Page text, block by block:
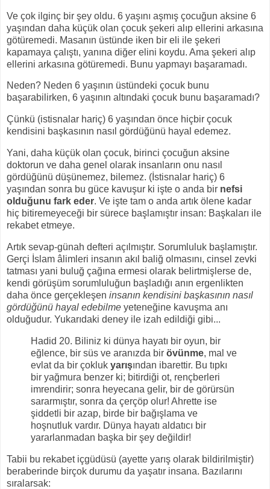
Ve çok ilginç bir şey oldu. 6 yaşını aşmış çocuğun aksine 6
yaşından daha küçük olan çocuk şekeri alıp ellerini arkasına
götüremedi. Masanın üstünde iken bir eli ile şekeri
kapamaya çalıştı, yanına diğer elini koydu. Ama şekeri alıp
ellerini arkasına götüremedi. Bunu yapmayı başaramadı.
Neden? Neden 6 yaşının üstündeki çocuk bunu
başarabilirken, 6 yaşının altındaki çocuk bunu başaramadı?
Çünkü (istisnalar hariç) 6 yaşından önce hiçbir çocuk
kendisini başkasının nasıl gördüğünü hayal edemez.
Yani, daha küçük olan çocuk, birinci çocuğun aksine
doktorun ve daha genel olarak insanların onu nasıl
gördüğünü düşünemez, bilemez. (İstisnalar hariç) 6
yaşından sonra bu güce kavuşur ki işte o anda bir nefsi
olduğunu fark eder. Ve işte tam o anda artık ölene kadar
hiç bitiremeyeceği bir sürece başlamıştır insan: Başkaları ile
rekabet etmeye.
Artık sevap-günah defteri açılmıştır. Sorumluluk başlamıştır.
Gerçi İslam âlimleri insanın akıl baliğ olmasını, cinsel zevki
tatması yani buluğ çağına ermesi olarak belirtmişlerse de,
kendi görüşüm sorumluluğun başladığı anın ergenlikten
daha önce gerçekleşen insanın kendisini başkasının nasıl
gördüğünü hayal edebilme yeteneğine kavuşma anı
olduğudur. Yukarıdaki deney ile izah edildiği gibi...
Hadid 20. Biliniz ki dünya hayatı bir oyun, bir
eğlence, bir süs ve aranızda bir övünme, mal ve
evlat da bir çokluk yarışından ibarettir. Bu tıpkı
bir yağmura benzer ki; bitirdiği ot, rençberleri
imrendirir; sonra heyecana gelir, bir de görürsün
sararmıştır, sonra da çerçöp olur! Ahrette ise
şiddetli bir azap, birde bir bağışlama ve
hoşnutluk vardır. Dünya hayatı aldatıcı bir
yararlanmadan başka bir şey değildir!
Tabii bu rekabet içgüdüsü (ayette yarış olarak bildirilmiştir)
beraberinde birçok durumu da yaşatır insana. Bazılarını
sıralarsak: